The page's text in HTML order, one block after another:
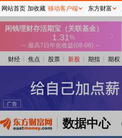
财经 焦点 股票 新股 期指 期权
数据中心
网站首页 加收藏 移动客户端 东方财富